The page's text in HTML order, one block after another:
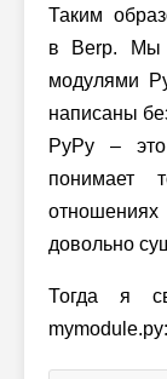
Таким
в Berp. Мы
модулями
написаны
PyPy –
понимает
довольно
Тогда я
mymodule.py: